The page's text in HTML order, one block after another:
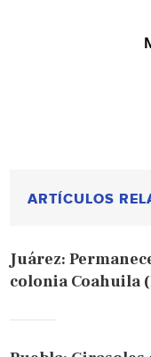
ARTÍCULOS
Juárez:
colonia Coahuila